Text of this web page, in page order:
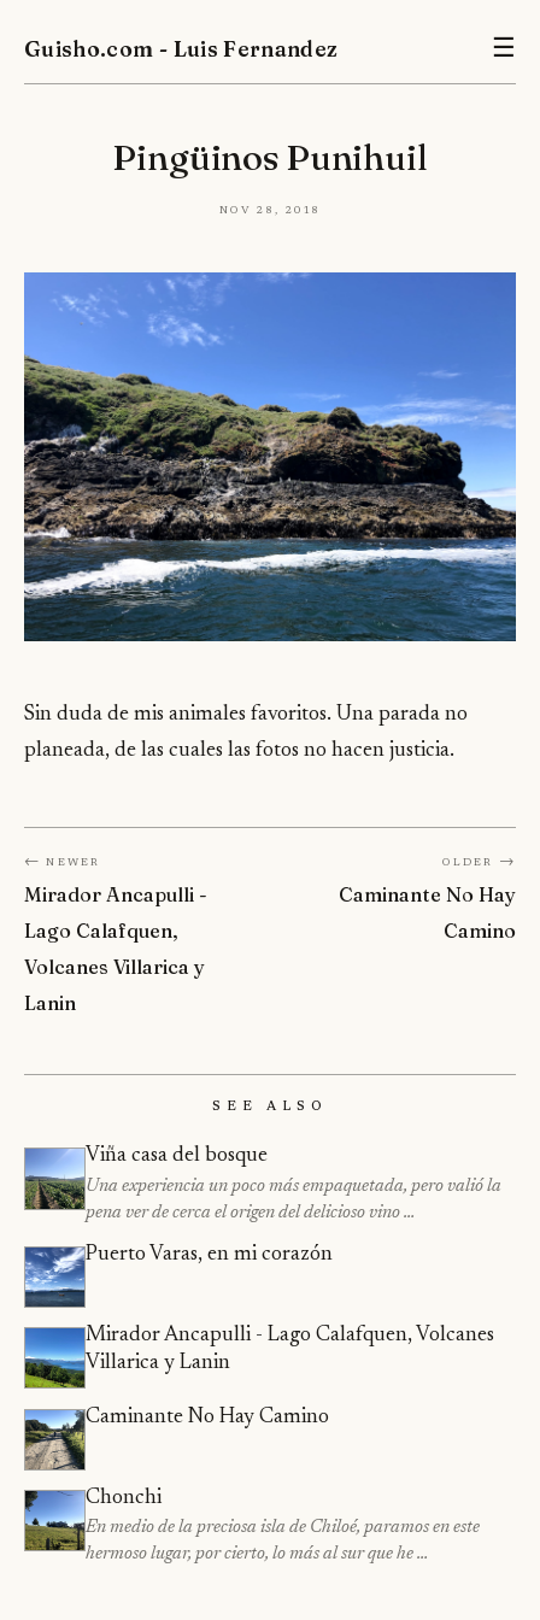
Guisho.com - Luis Fernandez ☰
Pingüinos Punihuil
Nov 28, 2018
Sin duda de mis animales favoritos. Una parada no
planeada, de las cuales las fotos no hacen justicia.
← Newer
Mirador Ancapulli -
Lago Calafquen,
Volcanes Villarica y
Lanin
Older →
Caminante No Hay
Camino
See Also
Viña casa del bosque
Una experiencia un poco más empaquetada, pero valió la
pena ver de cerca el origen del delicioso vino …
Puerto Varas, en mi corazón
Mirador Ancapulli - Lago Calafquen, Volcanes
Villarica y Lanin
Caminante No Hay Camino
Chonchi
En medio de la preciosa isla de Chiloé, paramos en este
hermoso lugar, por cierto, lo más al sur que he …